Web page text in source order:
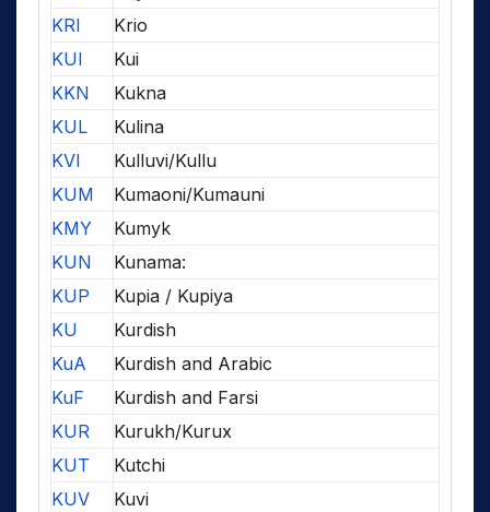
KRI
Krio
KUI
Kui
KKN
Kukna
KUL
Kulina
KVI
Kulluvi/Kullu
KUM
Kumaoni/Kumauni
KMY
Kumyk
KUN
Kunama:
KUP
Kupia / Kupiya
KU
Kurdish
KuA
Kurdish and Arabic
KuF
Kurdish and Farsi
KUR
Kurukh/Kurux
KUT
Kutchi
KUV
Kuvi